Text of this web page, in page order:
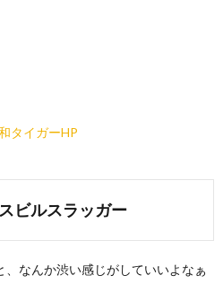
タイガーHP
ビルスラッガー
なんか渋い感じがしていいよなぁ